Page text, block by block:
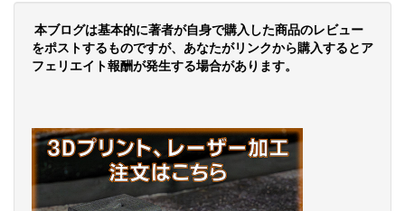
本ブログは基本的に著者が自身で購入した商品のレビュー
をポストするものですが、あなたがリンクから購入するとア
フェリエイト報酬が発生する場合があります。